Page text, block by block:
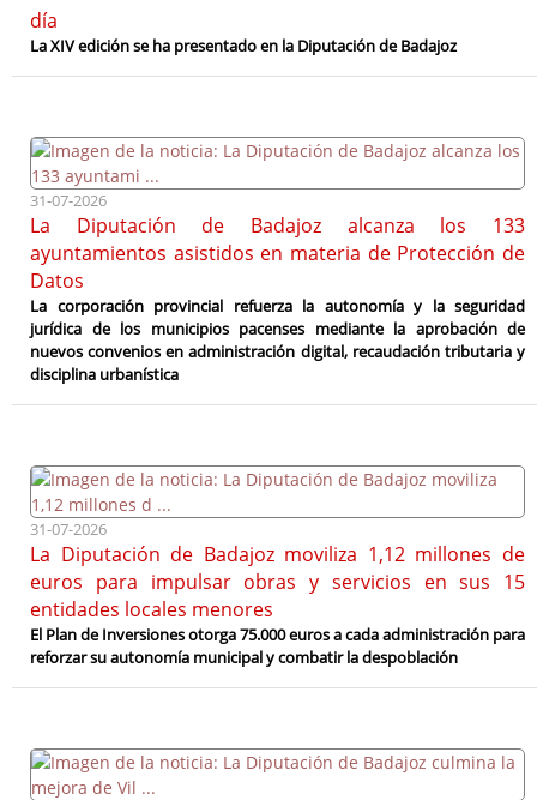
día
La XIV edición se ha presentado en la Diputación de Badajoz
31-07-2026
La Diputación de Badajoz alcanza los 133
ayuntamientos asistidos en materia de Protección de
Datos
La corporación provincial refuerza la autonomía y la seguridad
jurídica de los municipios pacenses mediante la aprobación de
nuevos convenios en administración digital, recaudación tributaria y
disciplina urbanística
31-07-2026
La Diputación de Badajoz moviliza 1,12 millones de
euros para impulsar obras y servicios en sus 15
entidades locales menores
El Plan de Inversiones otorga 75.000 euros a cada administración para
reforzar su autonomía municipal y combatir la despoblación